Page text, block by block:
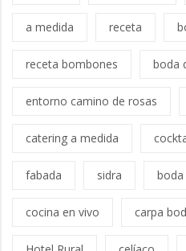
a medida receta
receta bombones boda
entorno camino de rosas
catering a medida
fabada sidra boda
cocina en vivo carpa